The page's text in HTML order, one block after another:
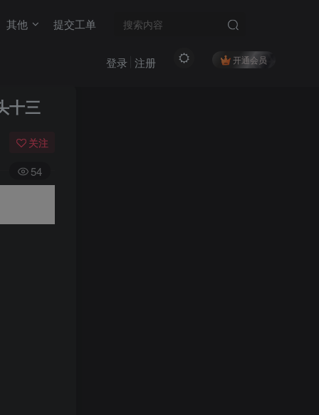
其他 提交工单
开通会员
登录 注册
十三
关注
54